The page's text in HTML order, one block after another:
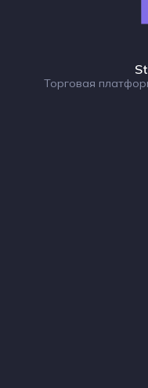
Торговая